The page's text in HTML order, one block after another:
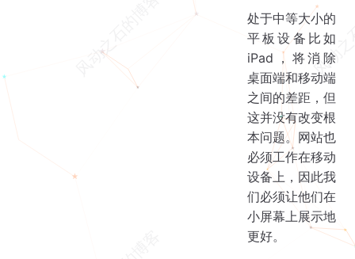
处于中等大小的
平板设备比如
iPad，将消除
桌面端和移动端
之间的差距，但
这并没有改变根
本问题。网站也
必须工作在移动
设备上，因此我
们必须让他们在
小屏幕上展示地
更好。